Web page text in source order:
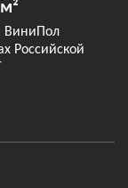
м²
ВиниПол
Российской